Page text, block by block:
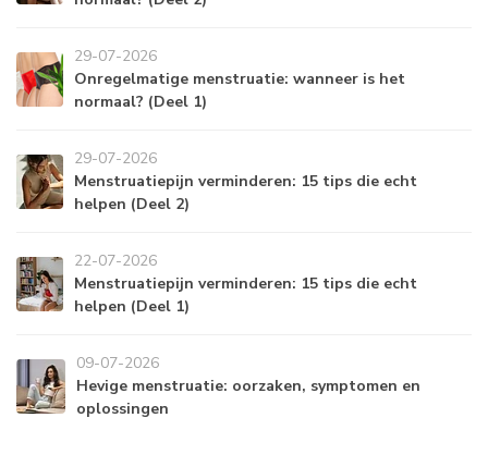
29-07-2026
Onregelmatige menstruatie: wanneer is het
normaal? (Deel 1)
29-07-2026
Menstruatiepijn verminderen: 15 tips die echt
helpen (Deel 2)
22-07-2026
Menstruatiepijn verminderen: 15 tips die echt
helpen (Deel 1)
09-07-2026
Hevige menstruatie: oorzaken, symptomen en
oplossingen